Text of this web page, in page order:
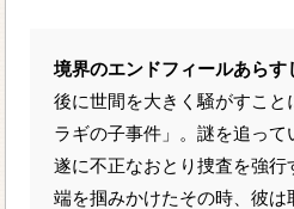
境界のエンドフィールあらす
後に世間を大きく騒がすこと
ラギの子事件」。謎を追って
遂に不正なおとり捜査を強行
端を掴みかけたその時、彼は